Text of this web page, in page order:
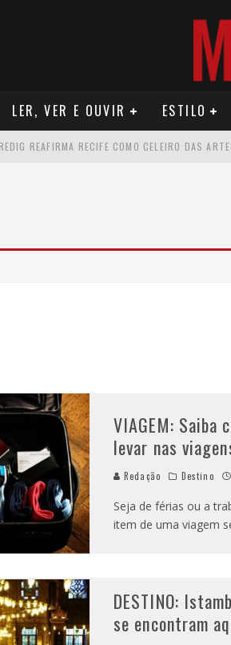
LER, VER E OUVIR ESTILO
DO SEGURO DE SAÚDE PODE
- O NOVO MERCADO CRIATIVO PARA
RECOMEÇA
VIAGEM: Saiba
Redação Destino
Seja de férias ou a
item de uma viagem
DESTINO:
se encontram